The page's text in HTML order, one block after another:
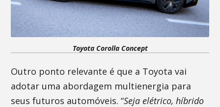
Toyota Corolla Concept
Outro ponto relevante é que a Toyota vai
adotar uma abordagem multienergia para
seus futuros automóveis. “Seja elétrico, híbrido